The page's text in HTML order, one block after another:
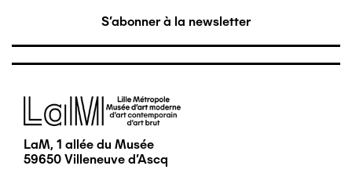
S'abonner à la newsletter
Image
LaM, 1 allée du Musée
59650 Villeneuve d'Ascq